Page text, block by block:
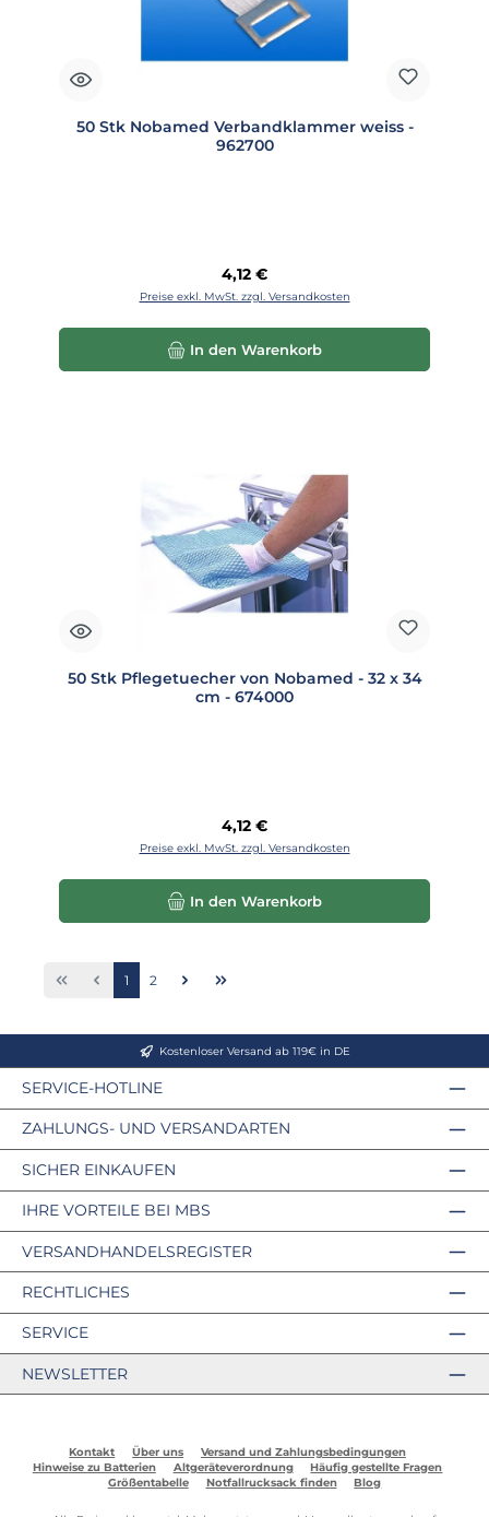
50 Stk Nobamed Verbandklammer weiss -
962700
Regulärer Preis:
4,12 €
Preise exkl. MwSt. zzgl. Versandkosten
In den Warenkorb
50 Stk Pflegetuecher von Nobamed - 32 x 34
cm - 674000
Regulärer Preis:
4,12 €
Preise exkl. MwSt. zzgl. Versandkosten
In den Warenkorb
Seite
1 Seite
2
Kostenloser Versand ab 119€ in DE
SERVICE-HOTLINE
ZAHLUNGS- UND VERSANDARTEN
VERSANDHANDELSREGISTER
SICHER EINKAUFEN
IHRE VORTEILE BEI MBS
RECHTLICHES
SERVICE
NEWSLETTER
Kontakt Über uns
Versand und Zahlungsbedingungen
Hinweise zu Batterien
Altgeräteverordnung
Häufig gestellte Fragen
Größentabelle
Notfallrucksack finden Blog